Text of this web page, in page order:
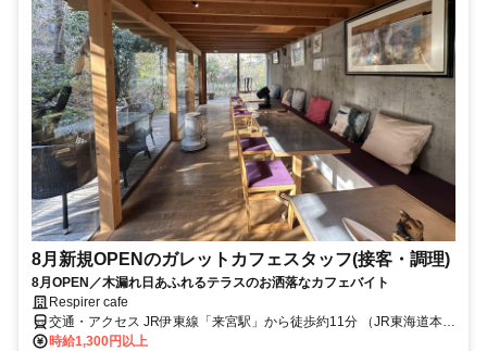
8月新規OPENのガレットカフェスタッフ(接客・調理)
8月OPEN／木漏れ日あふれるテラスのお洒落なカフェバイト
Respirer cafe
交通・アクセス JR伊東線「来宮駅」から徒歩約11分 （JR東海道本線
「熱海駅」から車で約8分）
時給1,300円以上